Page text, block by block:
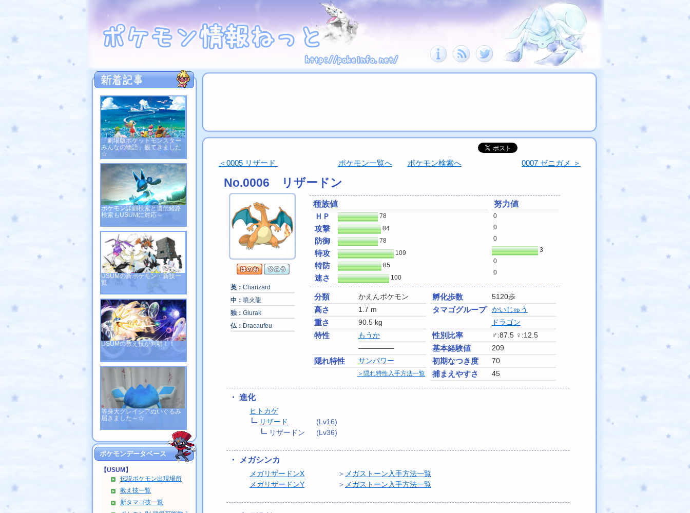
「劇場版ポケットモンスター
みんなの物語」観てきました
☆
ポケモン詳細検索と遺伝経路
検索もUSUMに対応～
USUMの新ポケモン・新技一
覧
USUMの教え技が判明！！
等身大グレイシアぬいぐるみ
届きました～☆
ポケモンデータベース
【USUM】
伝説ポケモン出現場所
教え技一覧
新タマゴ技一覧
＜0005 リザード ポケモン一覧へ ポケモン検索へ 0007 ゼニガメ ＞
No.0006 リザードン
英： Charizard
中： 噴火龍
独： Glurak
仏： Dracaufeu
種族値
ＨＰ
78
攻撃 84
防御 78
特攻 109
特防 85
速さ 100
努力値
0
0
0
3
0
0
分類 かえんポケモン
高さ 1.7 m
重さ 90.5 kg
特性
もうか
―――――
隠れ特性 サンパワー
＞隠れ特性入手方法一覧
孵化歩数 5120歩
タマゴグループ
かいじゅう
ドラゴン
性別比率 ♂:87.5 ♀:12.5
基本経験値 209
初期なつき度 70
捕まえやすさ 45
・ 進化
ヒトカゲ
リザード
(Lv16)
リザードン
(Lv36)
・ メガシンカ
メガリザードンX ＞ メガストーン入手方法一覧
メガリザードンY
＞ メガストーン入手方法一覧